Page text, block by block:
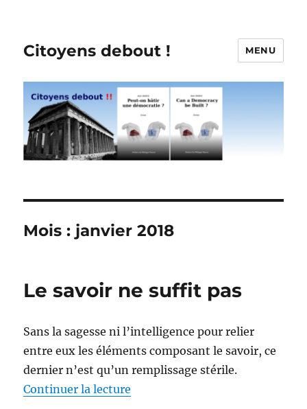
Citoyens debout ! MENU
Mois : janvier 2018
Le savoir ne suffit pas
Sans la sagesse ni l’intelligence pour relier
entre eux les éléments composant le savoir, ce
dernier n’est qu’un remplissage stérile.
Continuer la lecture